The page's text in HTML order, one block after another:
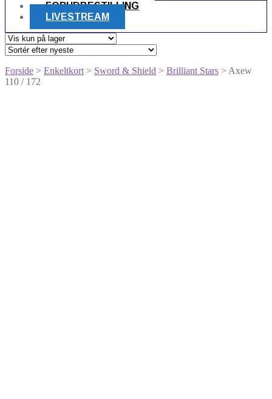
FORUDBESTILLING
LIVESTREAM
Forside > Enkeltkort > Sword & Shield > Brilliant Stars > Axew
110 / 172